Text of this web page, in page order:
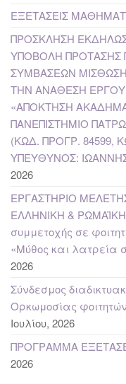
ΕΞΕΤΑΣΕΙΣ
ΠΡΟΣΚΛΗΣΗ
ΥΠΟΒΟΛΗ ΠΡΟΤΑΣΗΣ
ΣΥΜΒΑΣΕΩΝ
ΤΗΝ ΑΝΑΘΕΣΗ ΕΡΓΟΥ
«ΑΠΟΚΤΗΣΗ
ΠΑΝΕΠΙΣΤΗΜΙΟ
(ΚΩΔ. ΠΡΟΓΡ. 84599,
ΥΠΕΥΘΥΝΟΣ:
2026
ΕΡΓΑΣΤΗΡΙΟ
ΕΛΛΗΝΙΚΗ &
συμμετοχής σε
«Μύθος και λατρεία
2026
Σύνδεσμος
Ορκωμοσίας
Ιουλίου, 2026
ΠΡΟΓΡΑΜΜΑ
2026